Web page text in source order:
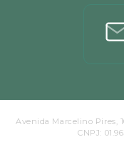
Avenida Marcelino Pires,
CNPJ: